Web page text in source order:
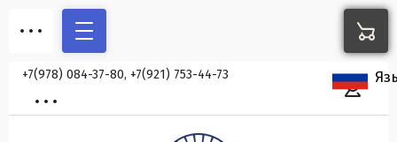
+7(978) 084-37-80, +7(921) 753-44-73